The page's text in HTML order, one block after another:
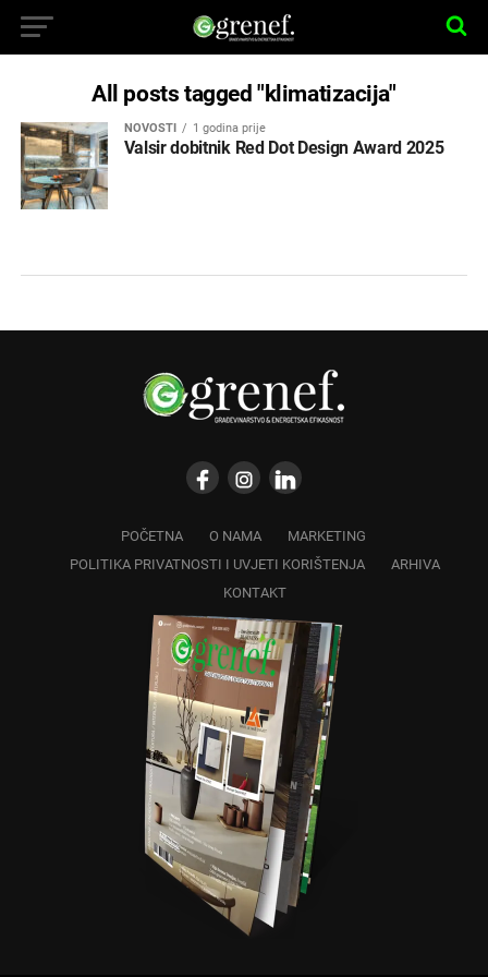
All posts tagged "klimatizacija"
NOVOSTI 1 godina prije
Valsir dobitnik Red Dot Design Award 2025
POČETNA O NAMA
MARKETING
POLITIKA PRIVATNOSTI I UVJETI KORIŠTENJA
ARHIVA
KONTAKT